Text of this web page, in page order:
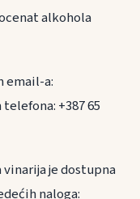
alkohola
email-a:
+387 65
je dostupna
naloga: